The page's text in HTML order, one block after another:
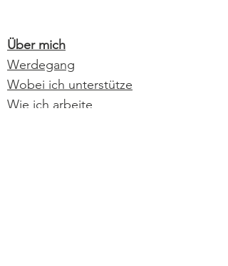
Über mich
Werdegang
Wobei ich unterstütze
Wie ich arbeite